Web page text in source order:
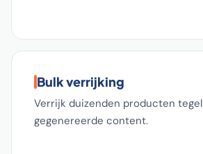
Bulk verrijking
Verrijk duizenden producten
gegenereerde content.